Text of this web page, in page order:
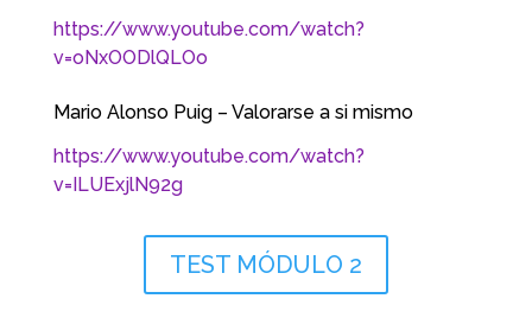
https://www.youtube.com/watch?
v=oNxOODlQLOo
Mario Alonso Puig – Valorarse a si mismo
https://www.youtube.com/watch?
v=ILUExjlN92g
TEST MÓDULO 2